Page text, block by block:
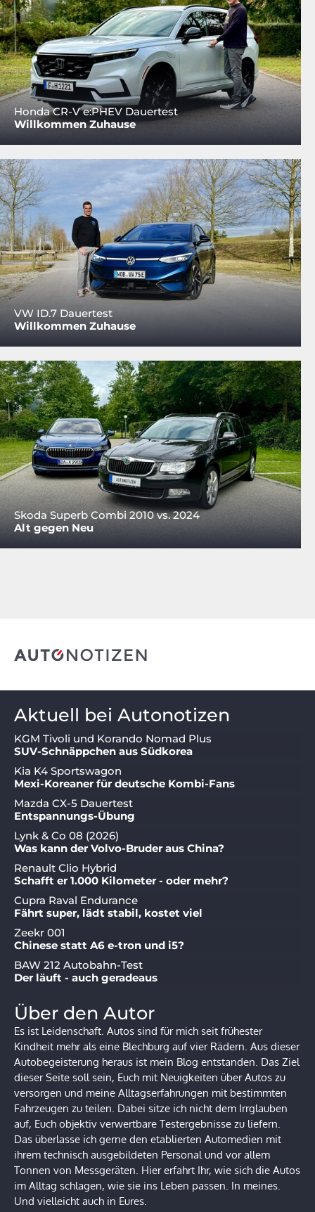
Honda CR-V e:PHEV Dauertest
Willkommen Zuhause
VW ID.7 Dauertest
Willkommen Zuhause
Skoda Superb Combi 2010 vs. 2024
Alt gegen Neu
Aktuell bei Autonotizen
KGM Tivoli und Korando Nomad Plus
SUV-Schnäppchen aus Südkorea
Kia K4 Sportswagon
Mexi-Koreaner für deutsche Kombi-Fans
Mazda CX-5 Dauertest
Entspannungs-Übung
Lynk & Co 08 (2026)
Was kann der Volvo-Bruder aus China?
Renault Clio Hybrid
Schafft er 1.000 Kilometer - oder mehr?
Cupra Raval Endurance
Fährt super, lädt stabil, kostet viel
Zeekr 001
Chinese statt A6 e-tron und i5?
BAW 212 Autobahn-Test
Der läuft - auch geradeaus
Über den Autor
Es ist Leidenschaft. Autos sind für mich seit frühester
Kindheit mehr als eine Blechburg auf vier Rädern. Aus dieser
Autobegeisterung heraus ist mein Blog entstanden. Das Ziel
dieser Seite soll sein, Euch mit Neuigkeiten über Autos zu
versorgen und meine Alltagserfahrungen mit bestimmten
Fahrzeugen zu teilen. Dabei sitze ich nicht dem Irrglauben
auf, Euch objektiv verwertbare Testergebnisse zu liefern.
Das überlasse ich gerne den etablierten Automedien mit
ihrem technisch ausgebildeten Personal und vor allem
Tonnen von Messgeräten. Hier erfahrt Ihr, wie sich die Autos
im Alltag schlagen, wie sie ins Leben passen. In meines.
Und vielleicht auch in Eures.